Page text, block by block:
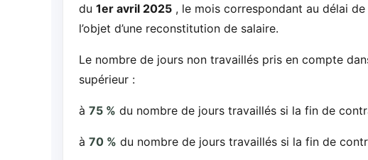
du 1er avril 2025, le mois correspondant au délai
l’objet d’une reconstitution de salaire.
Le nombre de jours non travaillés pris en compte
supérieur :
à 75 % du nombre de jours travaillés si la fin de
à 70 % du nombre de jours travaillés si la fin de